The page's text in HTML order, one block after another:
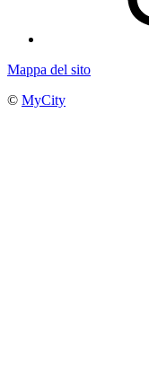
Mappa del sito
© MyCity